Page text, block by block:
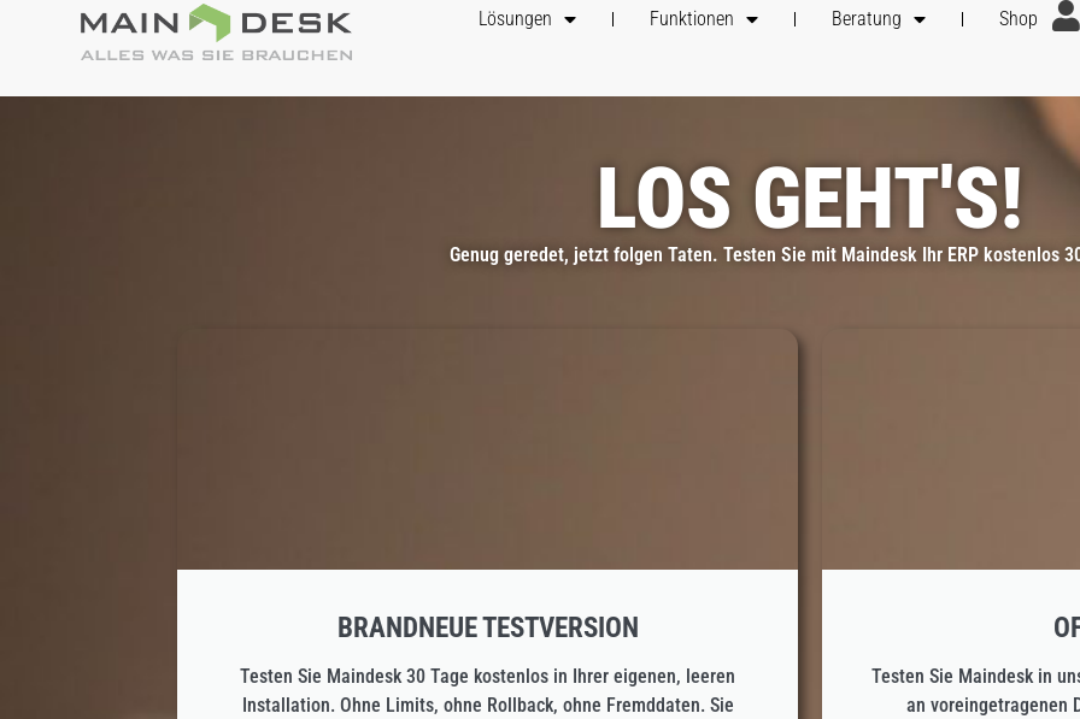
Lösungen Funktionen Beratung Shop
LOS GEHT'S!
Genug geredet, jetzt folgen Taten. Testen Sie mit Maindesk Ihr ERP kostenlos
BRANDNEUE TESTVERSION
Testen Sie Maindesk 30 Tage kostenlos in Ihrer eigenen, leeren
Installation. Ohne Limits, ohne Rollback, ohne Fremddaten. Sie
Testen Sie Maindesk in
an voreingetragenen